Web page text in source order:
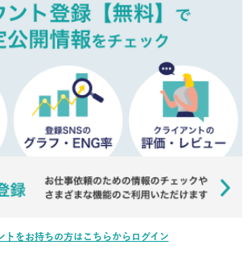
トをお持ちの方はこちらからログイン